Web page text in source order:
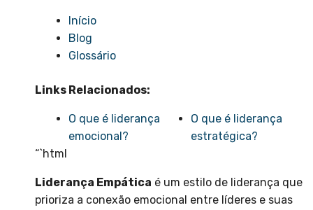
Início
Blog
Glossário
Links Relacionados:
O que é liderança
emocional?
O que é liderança
estratégica?
“`html
Liderança Empática é um estilo de liderança que
prioriza a conexão emocional entre líderes e suas